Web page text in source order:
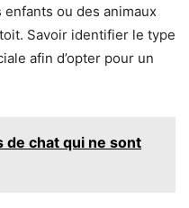
ou des animaux
Savoir identifier le type
afin d’opter pour un
de chat qui ne sont